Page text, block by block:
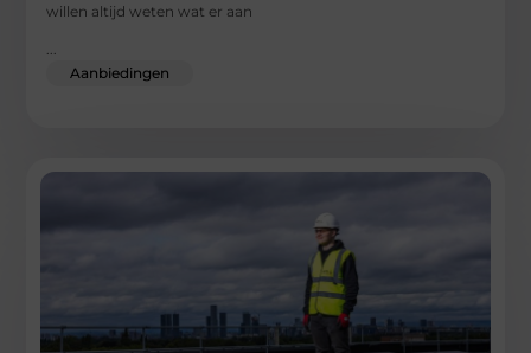
willen altijd weten wat er aan
...
Aanbiedingen